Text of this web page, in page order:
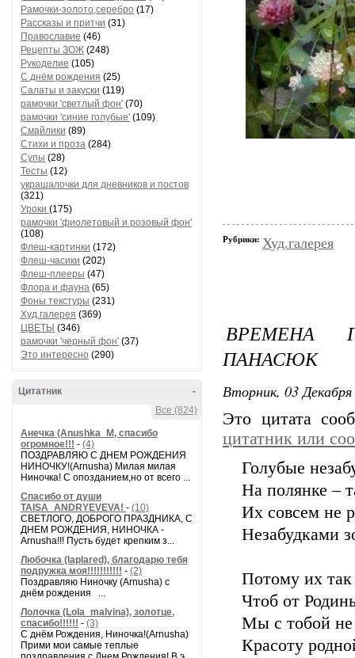
Рамочки-золото,серебро (17)
Рассказы и притчи (31)
Православие (46)
Рецепты ЗОЖ (248)
Рукоделие (105)
С днём рождения (25)
Салаты и закуски (119)
рамочки 'светлый фон' (70)
рамочки 'синие голубые' (109)
Смайлики (89)
Стихи и проза (284)
Супы (28)
Тесты (12)
украшалочки для дневников и постов
(321)
Уроки (175)
рамочки 'фиолетовый и розовый фон'
(108)
Флеш-картинки (172)
Флеш-часики (202)
Флеш-плееры (47)
Флора и фауна (65)
Фоны текстуры (231)
Худ.галерея (369)
ЦВЕТЫ (346)
рамочки 'черный фон' (37)
Это интересно (290)
-
Цитатник
Все (824)
Анечка (Anushka_M, спасибо
огромное!!! - (4)
ПОЗДРАВЛЯЮ С ДНЕМ РОЖДЕНИЯ
НИНОЧКУ!(Arnusha) Милая милая
Ниночка! С опозданием,но от всего ...
Спасибо от души
TAISA_ANDRYEVEVA! - (10)
СВЕТЛОГО, ДОБРОГО ПРАЗДНИКА, С
ДНЕМ РОЖДЕНИЯ, НИНОЧКА -
Arnusha!!! Пусть будет крепким з...
Любочка (laplared), благодарю тебя
подружка моя!!!!!!!!!!! - (2)
Поздравляю Ниночку (Arnusha) с
днём рождения ...
Лолочка (Lola_malvina), золотце,
спасибо!!!!!! - (3)
С днём Рождения, Ниночка!(Аrnusha)
Прими мои самые теплые
Рубрики: Худ.галерея
ВРЕМЕНА
ПАНАСЮК
Вторник, 03
Это цитата
цитатник или
Голубые
На полянке –
Их совсем не
Незабудками
Потому их так
Чтоб от
Мы с тобой не
Красоту